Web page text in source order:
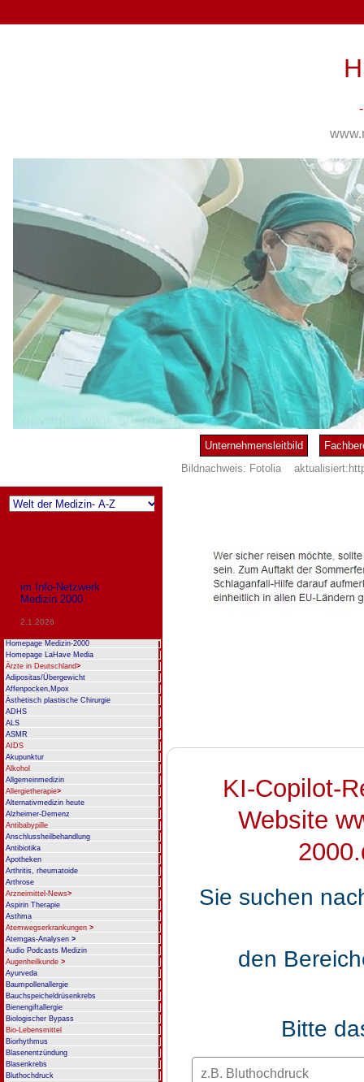
Unternehmensleitbild
Bildnachweis: Fotolia
im Info-Netzwerk
Medizin 2000
2.1.2026
Homepage Medizin-2000
Homepage LaHave Media
Ärzte in Deutschland>
Adipositas/Übergewicht
Affenpocken,Mpox
Ästhetisch plastische Chirurgie
ADHS
ALS
ASMR
AIDS
Akupunktur
Alkohol
Allgemeinmedizin
Allergietherapie>
Alternativmedizin heute
Alzheimer-Demenz
Antibabypille
Anschlussheilbehandlung
Antibiotika
Apotheken
Arthritis, rheumatoide
Arthrose
Arzneimittel-News>
Aspirin Therapie
Asthma
Atemwegserkrankungen >
Atemgas-Analysen >
Audio Podcasts Medizin
Augenheilkunde >
Ayurveda
Baumpollenallergie
Bauchspeicheldrüsenkrebs
Bienengiftallergie
Biologischer Bypass
Bio-Lebensmittel
Biorhythmus
Blasenentzündung
Blasenkrebs
Bluthochdruck
KI-Copilot-
Website
Sie suchen
den
Bitte